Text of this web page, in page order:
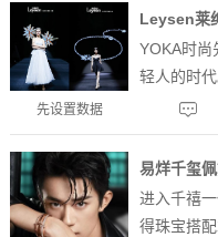
戴比尔斯
Jeweller...
Leysen莱
亮王室探
YOKA时
轻人的时
自我！深
前夕8月12
会。与新
先设置数据
易烊千玺
啊
进入千禧
得珠宝搭